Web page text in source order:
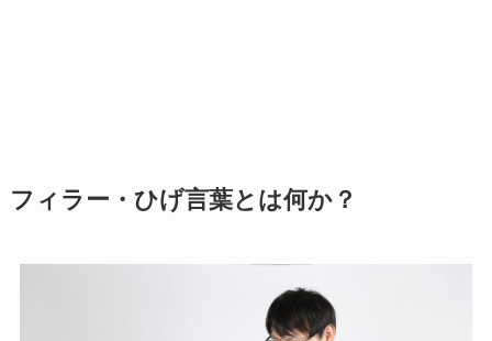
フィラー・ひげ言葉とは何か？